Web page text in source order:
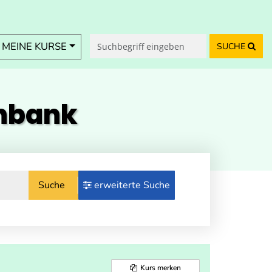
KURSE SUCHE
Suche erweiterte Suche
Kurs merken